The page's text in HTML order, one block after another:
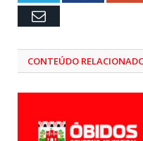
Email
CONTEÚDO